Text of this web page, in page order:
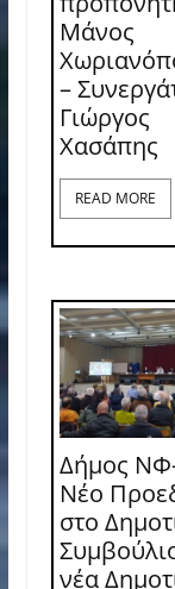
Μάνος
–
Γιώργος
Χασάπης
READ MORE
Δήμος
Νέο
στο
νέα